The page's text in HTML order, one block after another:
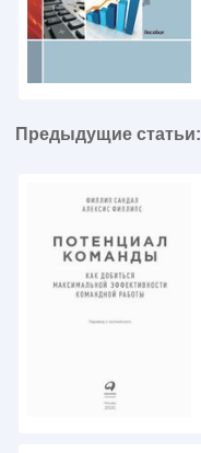
Предыдущие статьи: